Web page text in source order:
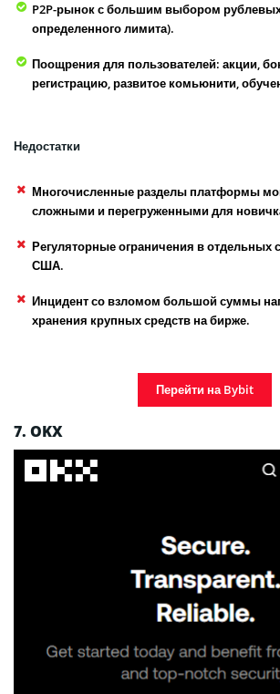
P2P-рынок с большим выбором рублевых
определенного лимита).
Поощрения для пользователей: акции,
регистрацию, развитое комьюнити,
Недостатки
Многочисленные разделы платформы
сложными и перегруженными для
Регуляторные ограничения в отдельных
США.
Инцидент со взломом большой суммы
хранения крупных средств на бирже.
Перейти на Bybit
7. OKX